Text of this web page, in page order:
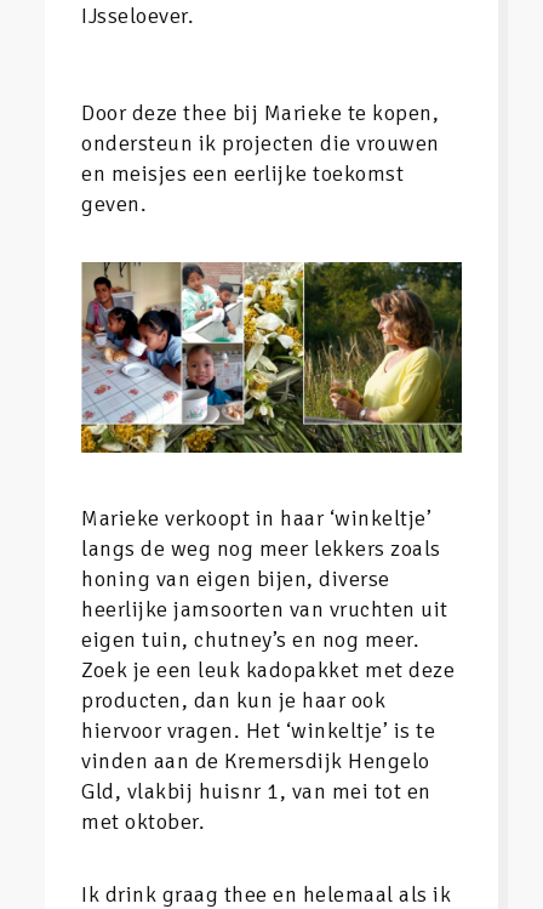
IJsseloever.
Door deze thee bij Marieke te kopen,
ondersteun ik projecten die vrouwen
en meisjes een eerlijke toekomst
geven.
Marieke verkoopt in haar ‘winkeltje’
langs de weg nog meer lekkers zoals
honing van eigen bijen, diverse
heerlijke jamsoorten van vruchten uit
eigen tuin, chutney’s en nog meer.
Zoek je een leuk kadopakket met deze
producten, dan kun je haar ook
hiervoor vragen. Het ‘winkeltje’ is te
vinden aan de Kremersdijk Hengelo
Gld, vlakbij huisnr 1, van mei tot en
met oktober.
Ik drink graag thee en helemaal als ik